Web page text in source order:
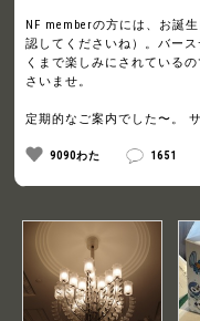
NF memberの方には、お誕
認してくださいね）。バー
くまで楽しみにされている
さいませ。
定期的なご案内でした〜。
9090わた 1651